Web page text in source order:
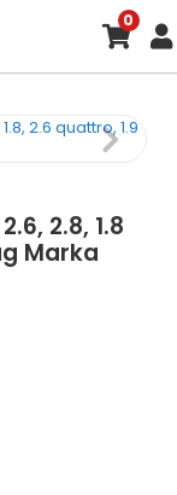
0
2.8, 1.8
Marka